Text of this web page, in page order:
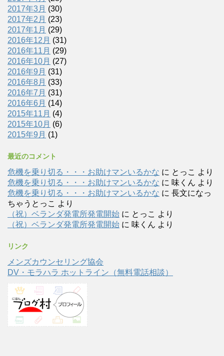
2017年3月 (30)
2017年2月 (23)
2017年1月 (29)
2016年12月 (31)
2016年11月 (29)
2016年10月 (27)
2016年9月 (31)
2016年8月 (33)
2016年7月 (31)
2016年6月 (14)
2015年11月 (4)
2015年10月 (6)
2015年9月 (1)
最近のコメント
危機を乗り切る・・・お助けマンいるかな に とっこ より
危機を乗り切る・・・お助けマンいるかな に 味くん より
危機を乗り切る・・・お助けマンいるかな に 長文になっ
ちゃうとっこ より
（祝）ベランダ発電所発電開始 に とっこ より
（祝）ベランダ発電所発電開始 に 味くん より
リンク
メンズカウンセリング協会
DV・モラハラ ホットライン（無料電話相談）